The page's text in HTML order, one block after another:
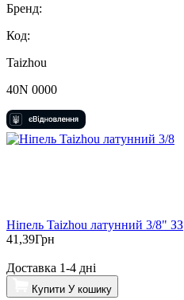
Бренд:
Код:
Taizhou
40N 0000
Ніпель Taizhou латунний 3/8" ЗЗ
41,39Грн
Доставка 1-4 дні
Купити У кошику